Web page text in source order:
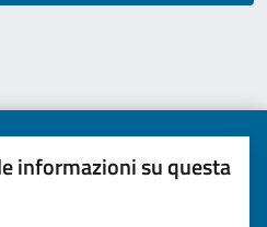
informazioni su questa